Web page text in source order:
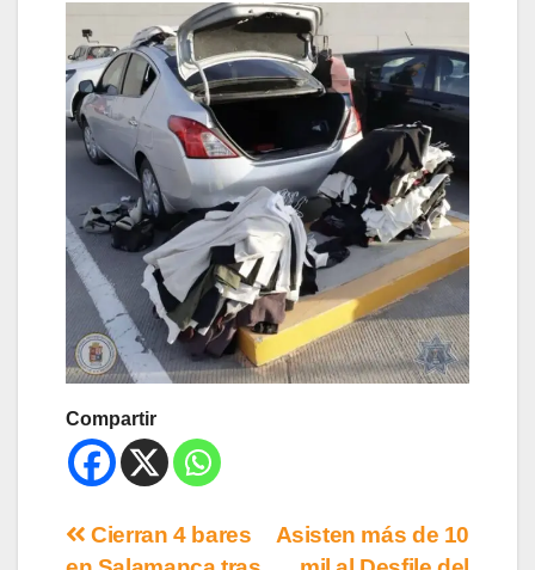
Compartir
Asisten más de 10
Cierran 4 bares